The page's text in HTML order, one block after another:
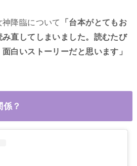
降臨について
「台本がとてもお
み直してしまいました。読むたび
白いストーリーだと思います」
？